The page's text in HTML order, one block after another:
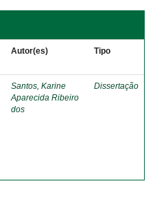
Autor(es) Tipo
Santos, Karine
Aparecida Ribeiro
dos
Dissertação